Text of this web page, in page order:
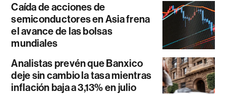
Caída de acciones de
semiconductores en Asia frena
el avance de las bolsas
mundiales
Analistas prevén que Banxico
deje sin cambio la tasa mientras
inflación baja a 3,13% en julio